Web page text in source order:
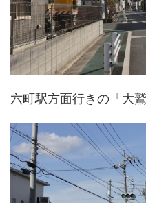
六町駅方面行きの「大